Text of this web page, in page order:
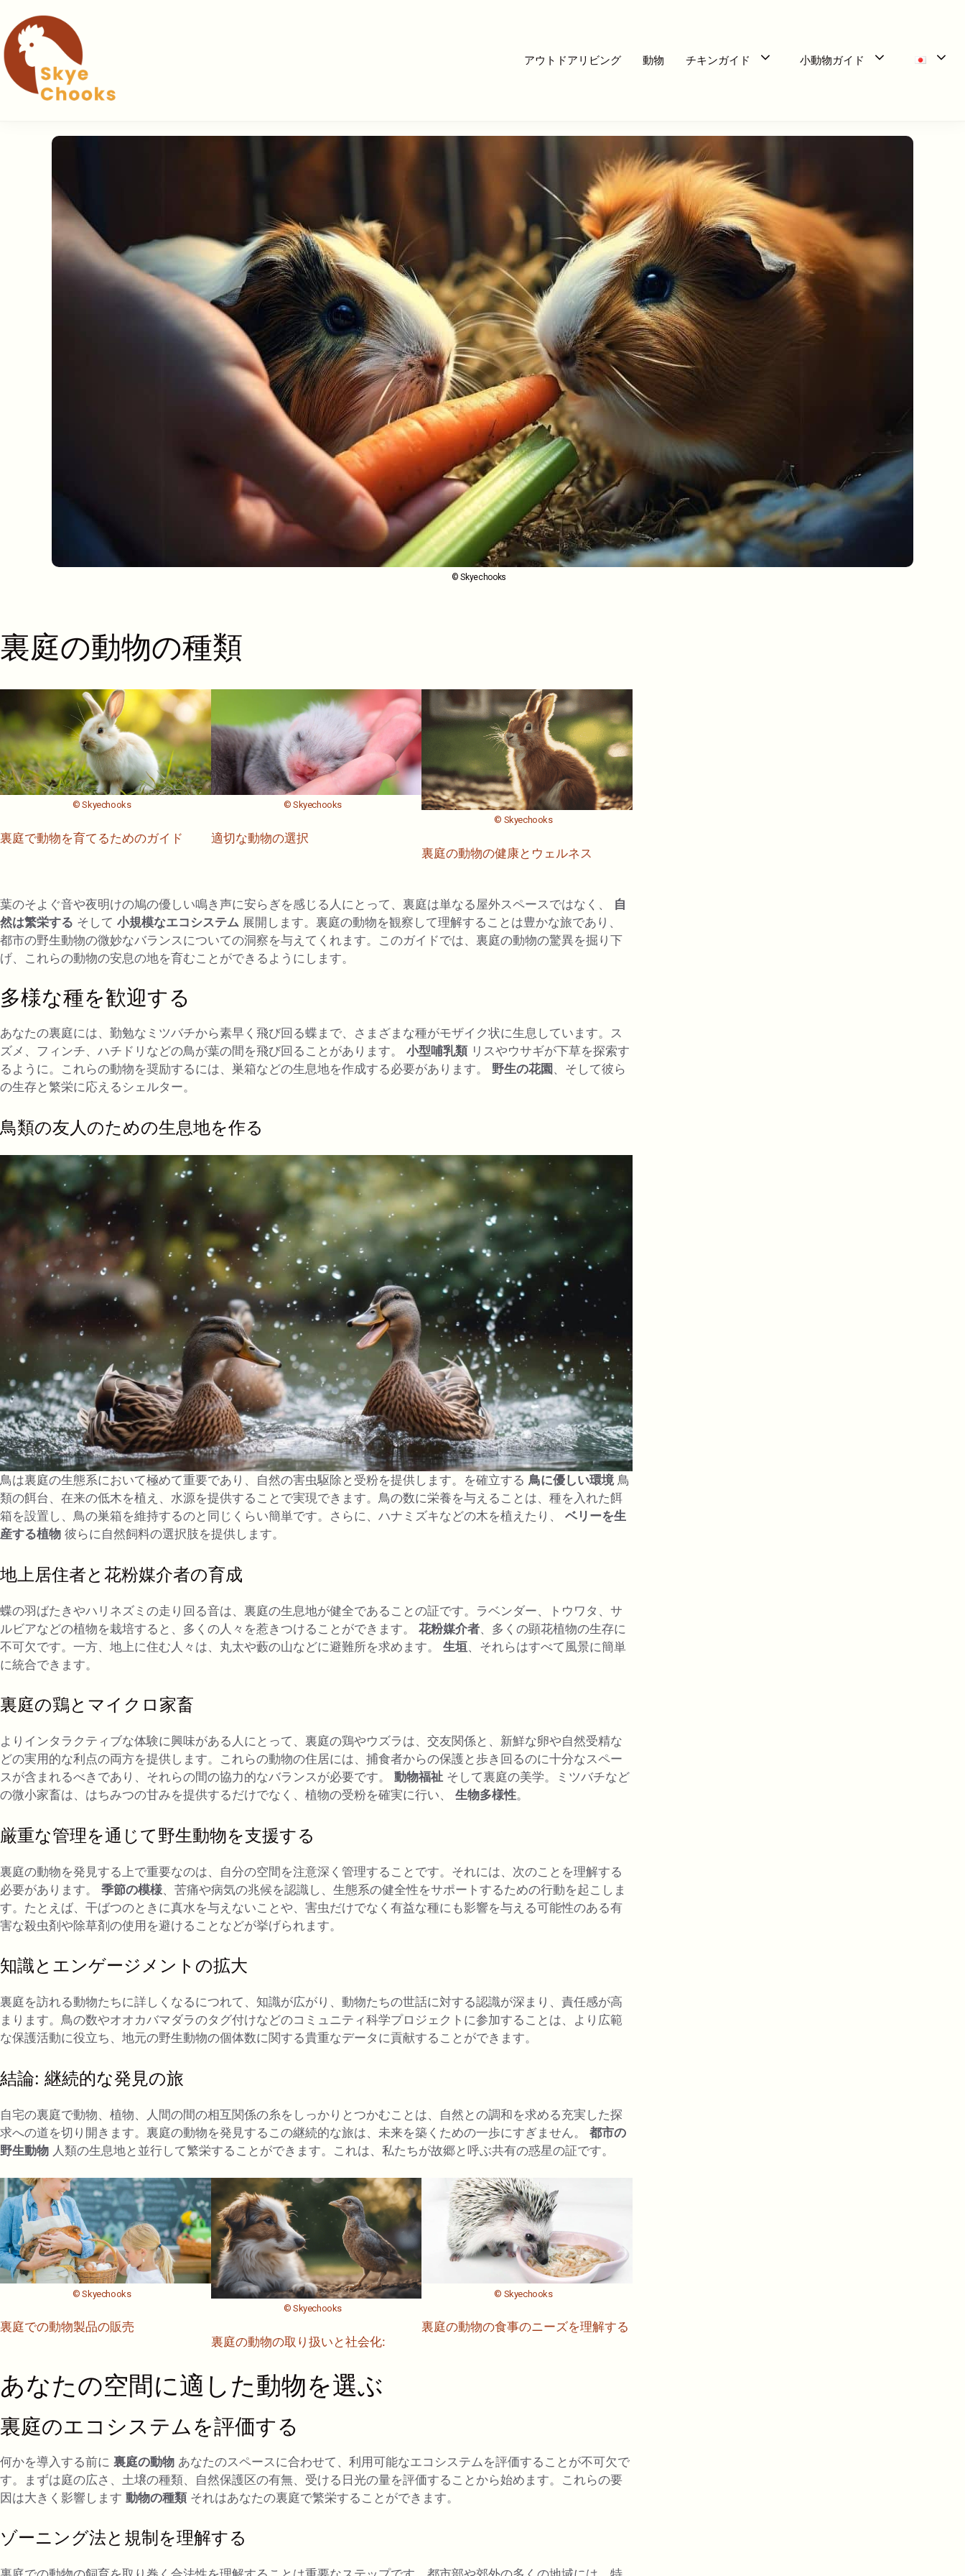
テ
ン
ツ
アウトドアリビング 動物 チキンガイド 小動物ガイド
© Skyechooks
裏庭の動物の種類
© Skyechooks
裏庭で動物を育てるためのガイド
© Skyechooks
適切な動物の選択
© Skyechooks
裏庭の動物の健康とウェルネス
葉のそよぐ音や夜明けの鳩の優しい鳴き声に安らぎを感じる人にとって、裏庭は単なる屋外スペースではなく、 自
然は繁栄する そして 小規模なエコシステム 展開します。裏庭の動物を観察して理解することは豊かな旅であり、
都市の野生動物の微妙なバランスについての洞察を与えてくれます。このガイドでは、裏庭の動物の驚異を掘り下
げ、これらの動物の安息の地を育むことができるようにします。
多様な種を歓迎する
あなたの裏庭には、勤勉なミツバチから素早く飛び回る蝶まで、さまざまな種がモザイク状に生息しています。ス
ズメ、フィンチ、ハチドリなどの鳥が葉の間を飛び回ることがあります。 小型哺乳類リスやウサギが下草を探索す
るように。これらの動物を奨励するには、巣箱などの生息地を作成する必要があります。 野生の花園 、そして彼ら
の生存と繁栄に応えるシェルター。
鳥類の友人のための生息地を作る
鳥は裏庭の生態系において極めて重要であり、自然の害虫駆除と受粉を提供します。を確立する 鳥に優しい環境鳥
類の餌台、在来の低木を植え、水源を提供することで実現できます。鳥の数に栄養を与えることは、種を入れた餌
箱を設置し、鳥の巣箱を維持するのと同じくらい簡単です。さらに、ハナミズキなどの木を植えたり、 ベリーを生
産する植物 彼らに自然飼料の選択肢を提供します。
地上居住者と花粉媒介者の育成
蝶の羽ばたきやハリネズミの走り回る音は、裏庭の生息地が健全であることの証です。ラベンダー、トウワタ、サ
ルビアなどの植物を栽培すると、多くの人々を惹きつけることができます。 花粉媒介者、多くの顕花植物の生存に
不可欠です。一方、地上に住む人々は、丸太や藪の山などに避難所を求めます。 生垣、それらはすべて風景に簡単
に統合できます。
裏庭の鶏とマイクロ家畜
よりインタラクティブな体験に興味がある人にとって、裏庭の鶏やウズラは、交友関係と、新鮮な卵や自然受精な
どの実用的な利点の両方を提供します。これらの動物の住居には、捕食者からの保護と歩き回るのに十分なスペー
スが含まれるべきであり、それらの間の協力的なバランスが必要です。 動物福祉 そして裏庭の美学。ミツバチなど
の微小家畜は、はちみつの甘みを提供するだけでなく、植物の受粉を確実に行い、 生物多様性。
厳重な管理を通じて野生動物を支援する
裏庭の動物を発見する上で重要なのは、自分の空間を注意深く管理することです。それには、次のことを理解する
必要があります。 季節の模様、苦痛や病気の兆候を認識し、生態系の健全性をサポートするための行動を起こしま
す。たとえば、干ばつのときに真水を与えないことや、害虫だけでなく有益な種にも影響を与える可能性のある有
害な殺虫剤や除草剤の使用を避けることなどが挙げられます。
知識とエンゲージメントの拡大
裏庭を訪れる動物たちに詳しくなるにつれて、知識が広がり、動物たちの世話に対する認識が深まり、責任感が高
まります。鳥の数やオオカバマダラのタグ付けなどのコミュニティ科学プロジェクトに参加することは、より広範
な保護活動に役立ち、地元の野生動物の個体数に関する貴重なデータに貢献することができます。
結論: 継続的な発見の旅
自宅の裏庭で動物、植物、人間の間の相互関係の糸をしっかりとつかむことは、自然との調和を求める充実した探
求への道を切り開きます。裏庭の動物を発見するこの継続的な旅は、未来を築くための一歩にすぎません。 都市の
野生動物 人類の生息地と並行して繁栄することができます。これは、私たちが故郷と呼ぶ共有の惑星の証です。
© Skyechooks
裏庭での動物製品の販売
© Skyechooks
裏庭の動物の取り扱いと社会化:
© Skyechooks
裏庭の動物の食事のニーズを理解する
あなたの空間に適した動物を選ぶ
裏庭のエコシステムを評価する
何かを導入する前に 裏庭の動物 あなたのスペースに合わせて、利用可能なエコシステムを評価することが不可欠で
す。まずは庭の広さ、土壌の種類、自然保護区の有無、受ける日光の量を評価することから始めます。これらの要
因は大きく影響します 動物の種類それはあなたの裏庭で繁栄することができます。
ゾーニング法と規​​制を理解する